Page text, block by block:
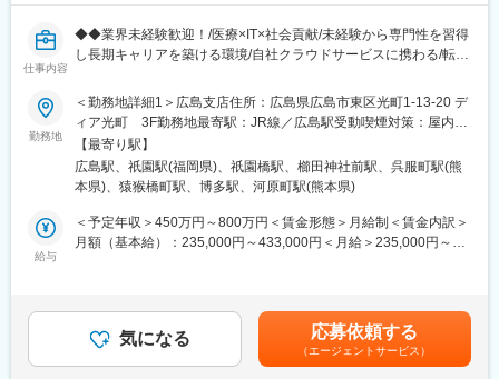
・ワークライフバランス…有給休暇の取得やノー残業デーなど、
つ方も安心して働くことが出来ます。
変更の範囲：会社の定める業務
加も可能です。
◎日本で先駆けて透析液の開発業務に着手。現在は人工腎臓用透
析液のパイオニアとして不動の地位を確立しており、50％以上の
シェアを獲得しています。
◎最近ではジェネリック医薬品も扱うなど、変化の激しい医療ニ
ーズに合わせた進化を続けています。
販売、自己組織化ペプチドを用いた止血材の開発など、最先端技
術を駆使して「人々の健康への願い」に貢献しています。
た。現在、透析療法は驚異的な発展普及を遂げ、需要も高まって
います。
また当社は、研究開発センターを中心に国内外の大学や研究機関
仕事内容
◆◆業界未経験歓迎！/医療×IT×社会貢献/未経験から専門性を習得
し長期キャリアを築ける環境/自社クラウドサービスに携わる/転勤
■業務内容
◇中四国･九州･沖縄地区の医療機関へ、PACS（医用画像診断支援
システム）等の自社開発医用システムの導入、保守サポート等の
業務をご担当いただきます。
◇病院要望に応えられるように、顧客や営業、開発メンバーと調
整し、導入・サポート業務を行っていただきます。
◇まだまだ成長が見込まれる医用システム業界において、システ
・導入～保守を一貫して行うことが出来るため、保守運用に留ま
らない経験を積むことが出来ます。
・転勤が無いため、地場に根差して長期的に就業することが出来
勤務地
＜勤務地詳細1＞広島支店住所：広島県広島市東区光町1-13-20 デ
ィア光町 3F勤務地最寄駅：JR線／広島駅受動喫煙対策：屋内全
面禁煙＜勤務地詳細2＞福岡支店住所：福岡県福岡市博多区博多駅
前1丁目5番1号 博多大博通ビルディング12階勤務地最寄駅：JR線
／博多駅受動喫煙対策：屋内全面禁煙＜勤務地詳細3＞熊本支店住
本駅受動喫煙対策：屋内全面禁煙変更の範囲：会社の定める事業
所
【最寄り駅】
広島駅、祇園駅(福岡県)、祇園橋駅、櫛田神社前駅、呉服町駅(熊
本県)、猿猴橋町駅、博多駅、河原町駅(熊本県)
給与
＜予定年収＞450万円～800万円＜賃金形態＞月給制＜賃金内訳＞
月額（基本給）：235,000円～433,000円＜月給＞235,000円～
年2回※基準額：約4.1ヶ月分/年（業績により変動あり）賃金はあ
くまでも目安の金額であり、選考を通じて上下する可能性があり
ます。月給(月額)は固定手当を含めた表記です。
気になる 応募依頼する
（エージェントサービス）